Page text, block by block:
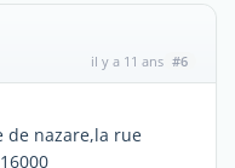
il y a 11 ans #6
de nazare,la rue